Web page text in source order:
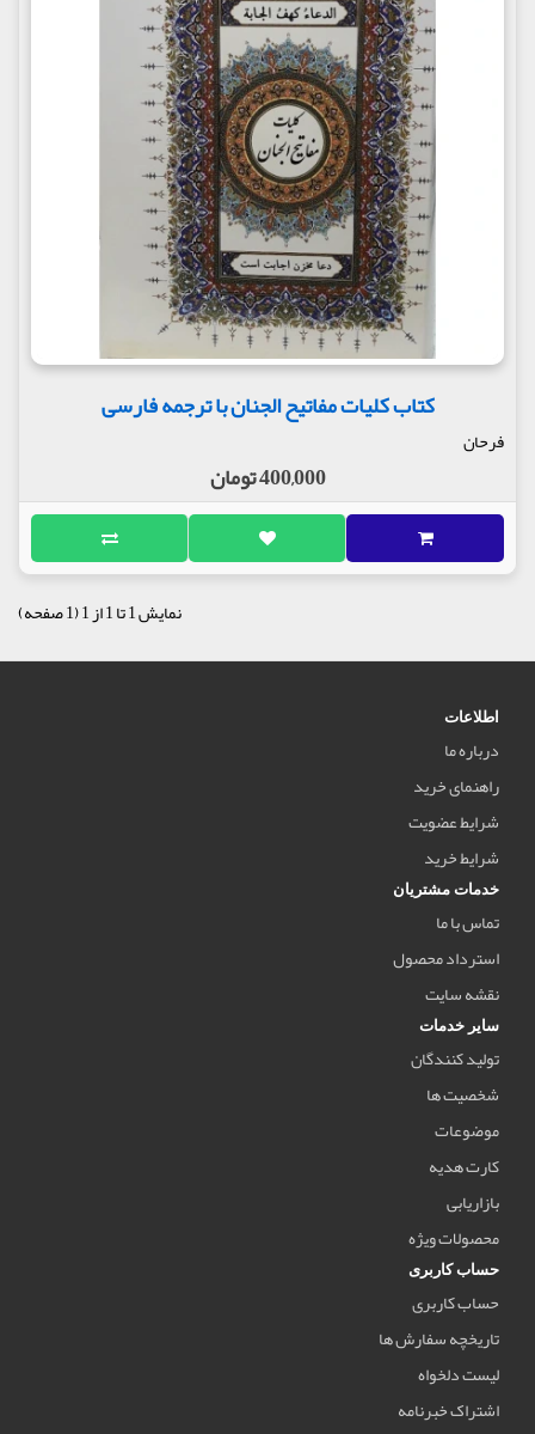
کتاب کلیات مفاتیح الجنان با ترجمه فارسی
فرحان
400,000 تومان
نمایش 1 تا 1 از 1 (1 صفحه)
اطلاعات
درباره ما
راهنمای خرید
شرایط عضویت
شرایط خرید
خدمات مشتریان
تماس با ما
استرداد محصول
نقشه سایت
سایر خدمات
تولید کنندگان
شخصیت ها
موضوعات
کارت هدیه
بازاریابی
محصولات ویژه
حساب کاربری
حساب کاربری
تاریخچه سفارش ها
لیست دلخواه
اشتراک خبرنامه